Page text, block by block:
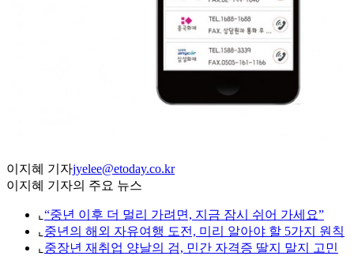
이지혜 기자jyelee@etoday.co.kr
이지혜 기자의 주요 뉴스
⌞ “중년 이후 더 멀리 가려면, 지금 잠시 쉬어 가세요”
⌞ 중년의 해외 자유여행 도전, 미리 알아야 할 5가지 원칙
⌞ 중장년 재취업 양날의 검, 민간 자격증 딸지 말지 고민